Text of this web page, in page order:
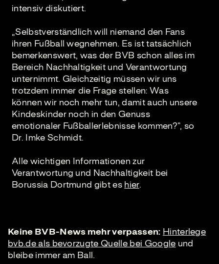
intensiv diskutiert.
„Selbstverständlich will niemand den Fans
ihren Fußball wegnehmen. Es ist tatsächlich
bemerkenswert, was der BVB schon alles im
Bereich Nachhaltigkeit und Verantwortung
unternimmt. Gleichzeitig müssen wir uns
trotzdem immer die Frage stellen: Was
können wir noch mehr tun, damit auch unsere
Kindeskinder noch in den Genuss
emotionaler Fußballerlebnisse kommen?“, so
Dr. Imke Schmidt.
Alle wichtigen Informationen zur
Verantwortung und Nachhaltigkeit bei
Borussia Dortmund gibt es hier.
Keine BVB-News mehr verpassen: Hinterlege
bvb.de als bevorzugte Quelle bei Google und
bleibe immer am Ball.